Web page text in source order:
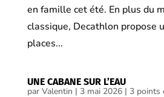
en famille cet été. En plus du
classique, Decathlon propose
places...
UNE CABANE SUR L’EAU
par Valentin | 3 mai 2026| 3 points